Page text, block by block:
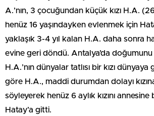
A.’nın, 3 çocuğundan küçük kızı H.A.
henüz 16 yaşındayken evlenmek için
yaklaşık 3-4 yıl kalan H.A. daha sonra
evine geri döndü. Antalya’da
H.A.’nın dünyalar tatlısı bir kızı
göre H.A., maddi durumdan dolayı
söyleyerek henüz 6 aylık kızını
Hatay’a gitti.